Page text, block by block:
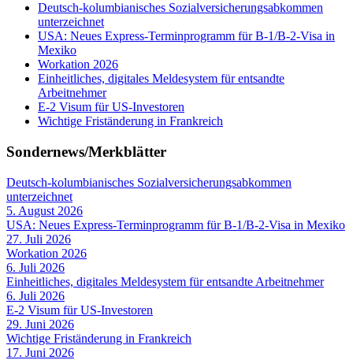
Deutsch-kolumbianisches Sozialversicherungsabkommen
unterzeichnet
USA: Neues Express-Terminprogramm für B-1/B-2-Visa in
Mexiko
Workation 2026
Einheitliches, digitales Meldesystem für entsandte
Arbeitnehmer
E-2 Visum für US-Investoren
Wichtige Friständerung in Frankreich
Sondernews/Merkblätter
Deutsch-kolumbianisches Sozialversicherungsabkommen
unterzeichnet
5. August 2026
USA: Neues Express-Terminprogramm für B-1/B-2-Visa in Mexiko
27. Juli 2026
Workation 2026
6. Juli 2026
Einheitliches, digitales Meldesystem für entsandte Arbeitnehmer
6. Juli 2026
E-2 Visum für US-Investoren
29. Juni 2026
Wichtige Friständerung in Frankreich
17. Juni 2026